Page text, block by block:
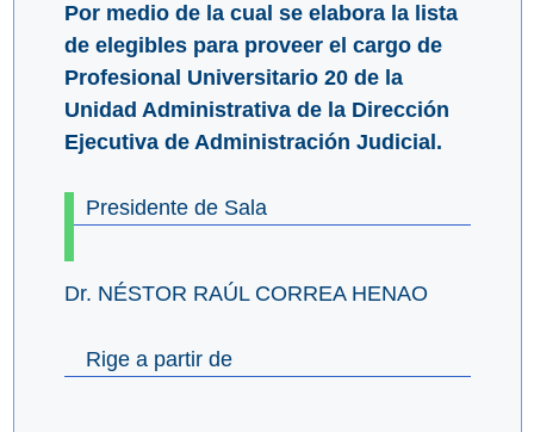
Por medio de la cual se elabora la lista
de elegibles para proveer el cargo de
Profesional Universitario 20 de la
Unidad Administrativa de la Dirección
Ejecutiva de Administración Judicial.
Presidente de Sala
Dr. NÉSTOR RAÚL CORREA HENAO
Rige a partir de